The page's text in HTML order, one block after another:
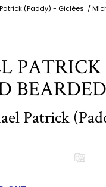
(Paddy) - Giclèes /
Patrick